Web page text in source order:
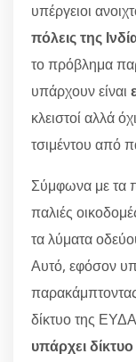
υπέργειοι
πόλεις της
το πρόβλημα
υπάρχουν είναι
κλειστοί αλλά
τσιμέντου από
Σύμφωνα με τα
παλιές
τα λύματα
Αυτό, εφόσον
δίκτυο της
υπάρχει